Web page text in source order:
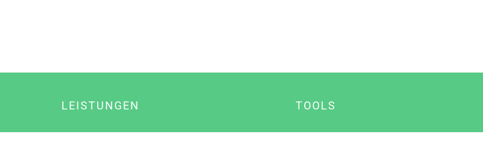
LEISTUNGEN TOOLS